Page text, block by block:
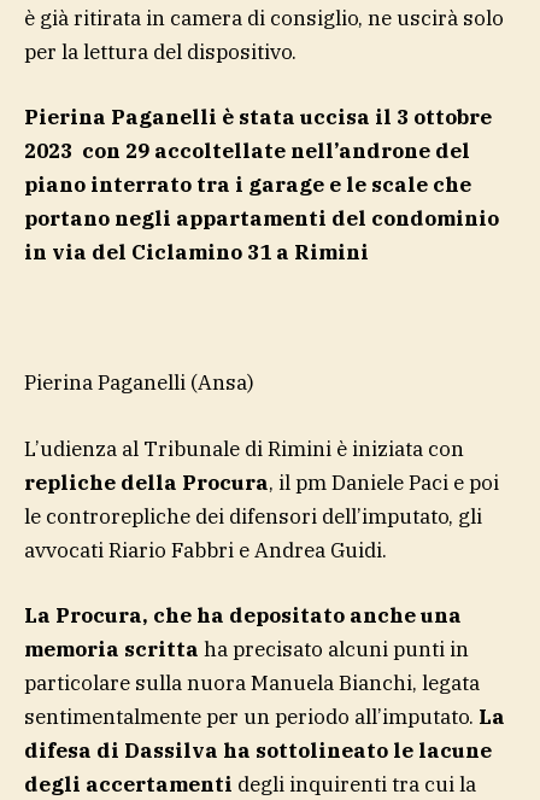
è già ritirata in camera di consiglio, ne uscirà solo
per la lettura del dispositivo.
Pierina Paganelli è stata uccisa il 3 ottobre
2023 con 29 accoltellate nell’androne del
piano interrato tra i garage e le scale che
portano negli appartamenti del condominio
in via del Ciclamino 31 a Rimini
Pierina Paganelli (Ansa)
L’udienza al Tribunale di Rimini è iniziata con
repliche della Procura, il pm Daniele Paci e poi
le controrepliche dei difensori dell’imputato, gli
avvocati Riario Fabbri e Andrea Guidi.
La Procura, che ha depositato anche una
memoria scritta ha precisato alcuni punti in
particolare sulla nuora Manuela Bianchi, legata
sentimentalmente per un periodo all’imputato. La
difesa di Dassilva ha sottolineato le lacune
degli accertamenti degli inquirenti tra cui la